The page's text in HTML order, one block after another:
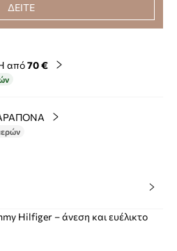
ΔΕΙΤΕ
από70 €
Hilfiger – άνεση και ευέλικτο